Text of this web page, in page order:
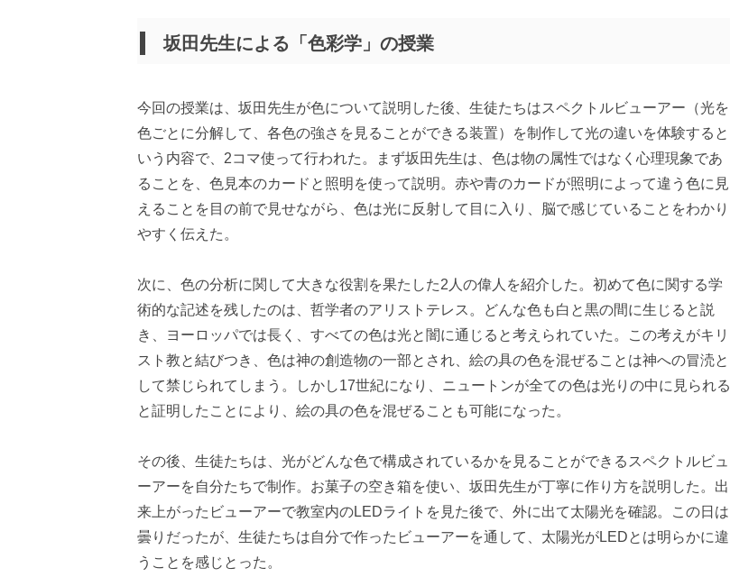
坂田先生による「色彩学」の授業
今回の授業は、坂田先生が色について説明した後、生徒たちはスペクトルビューアー（光を
色ごとに分解して、各色の強さを見ることができる装置）を制作して光の違いを体験すると
いう内容で、2コマ使って行われた。まず坂田先生は、色は物の属性ではなく心理現象であ
ることを、色見本のカードと照明を使って説明。赤や青のカードが照明によって違う色に見
えることを目の前で見せながら、色は光に反射して目に入り、脳で感じていることをわかり
やすく伝えた。
次に、色の分析に関して大きな役割を果たした2人の偉人を紹介した。初めて色に関する学
術的な記述を残したのは、哲学者のアリストテレス。どんな色も白と黒の間に生じると説
き、ヨーロッパでは長く、すべての色は光と闇に通じると考えられていた。この考えがキリ
スト教と結びつき、色は神の創造物の一部とされ、絵の具の色を混ぜることは神への冒涜と
して禁じられてしまう。しかし17世紀になり、ニュートンが全ての色は光りの中に見られる
と証明したことにより、絵の具の色を混ぜることも可能になった。
その後、生徒たちは、光がどんな色で構成されているかを見ることができるスペクトルビュ
ーアーを自分たちで制作。お菓子の空き箱を使い、坂田先生が丁寧に作り方を説明した。出
来上がったビューアーで教室内のLEDライトを見た後で、外に出て太陽光を確認。この日は
曇りだったが、生徒たちは自分で作ったビューアーを通して、太陽光がLEDとは明らかに違
うことを感じとった。